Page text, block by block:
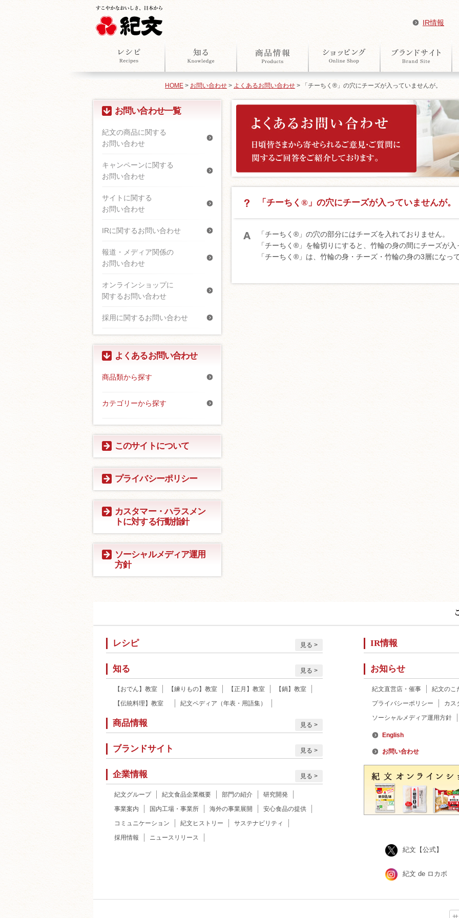
IR情報
HOME > お問い合わせ > よくあるお問い合わせ > 「チーちく®」の穴にチーズが入っていませんが。
「チーちく®」の穴にチーズが入っていませんが。
「チーちく®」の穴の部分にはチーズを入れておりません。
「チーちく®」を輪切りにすると、竹輪の身の間にチーズが
「チーちく®」は、竹輪の身・チーズ・竹輪の身の3層になっ
お問い合わせ一覧
紀文の商品に関する
お問い合わせ
キャンペーンに関する
お問い合わせ
サイトに関する
お問い合わせ
IRに関するお問い合わせ
報道・メディア関係の
お問い合わせ
オンラインショップに
関するお問い合わせ
採用に関するお問い合わせ
よくあるお問い合わせ
商品類から探す
カテゴリーから探す
このサイトについて
プライバシーポリシー
カスタマー・ハラスメン
トに対する行動指針
ソーシャルメディア運用
方針
レシピ 見る
知る 見る
【おでん】教室 【練りもの】教室 【正月】教室
【鍋】教室
【伝統料理】教室
紀文ペディア（年表・用語集）
商品情報 見る
ブランドサイト 見る
企業情報 見る
紀文グループ 紀文食品企業概要 部門の紹介
研究開発
事業案内
国内工場・事業所 海外の事業展開
安心食品の提供
コミュニケーション
紀文ヒストリー
サステナビリティ
採用情報
ニュースリリース
IR情報
お知らせ
紀文直営店・催事
紀文のこ
プライバシーポリシー
カス
ソーシャルメディア運用方針
English
お問い合わせ
紀文【公式】
紀文 de ロカボ